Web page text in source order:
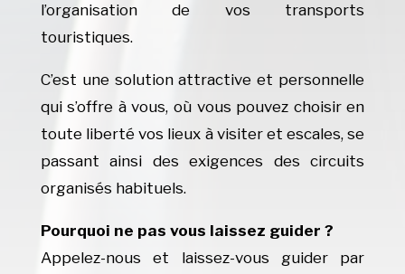
l’organisation de vos transports
touristiques.
C’est une solution attractive et personnelle
qui s’offre à vous, où vous pouvez choisir en
toute liberté vos lieux à visiter et escales, se
passant ainsi des exigences des circuits
organisés habituels.
Pourquoi ne pas vous laissez guider ?
Appelez-nous et laissez-vous guider par